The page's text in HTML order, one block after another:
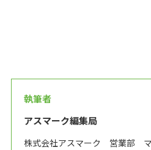
執筆者
アスマーク編集局
株式会社アスマーク 営業部 マ